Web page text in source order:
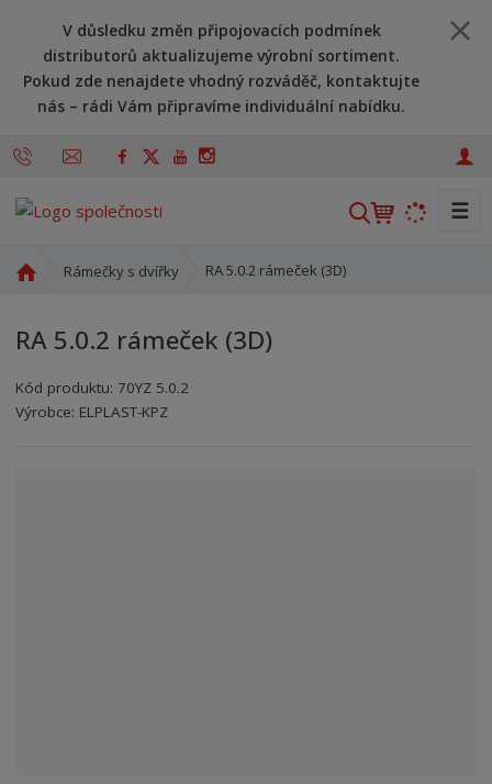
V důsledku změn připojovacích podmínek
distributorů aktualizujeme výrobní sortiment.
Pokud zde nenajdete vhodný rozváděč, kontaktujte
nás – rádi Vám připravíme individuální nabídku.
V
☰
d
í
s
Rámečky s dvířky RA 5.0.2 rámeček (3D)
RA 5.0.2 rámeček (3D)
Kód produktu:70YZ 5.0.2
Kód výrobce: 8595208626838
Kód dodavatele:8595208626838
Výrobce: ELPLAST-KPZ